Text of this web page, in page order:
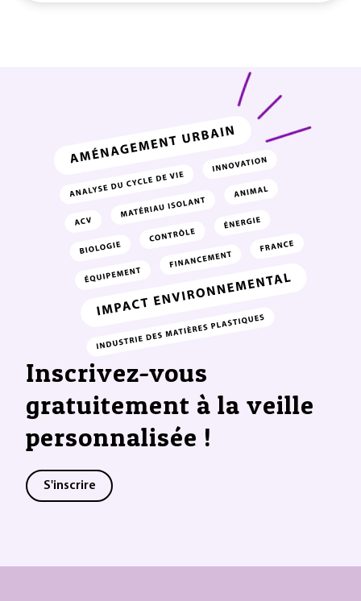
Inscrivez-vous
gratuitement à la veille
personnalisée !
S'inscrire